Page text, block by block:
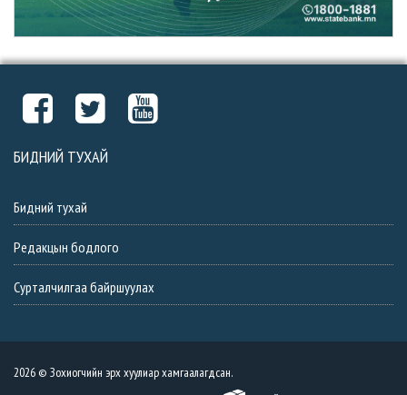
БИДНИЙ ТУХАЙ
Бидний тухай
Редакцын бодлого
Сурталчилгаа байршуулах
2026 © Зохиогчийн эрх хуулиар хамгаалагдсан.